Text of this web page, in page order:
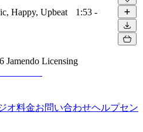
Happy, Upbeat 1:53 -
Jamendo Licensing
オ料金お問い合わせヘルプセン